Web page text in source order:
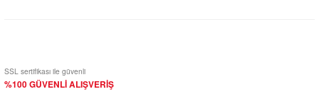
SSL sertifikası ile güvenli
%100 GÜVENLİ ALIŞVERİŞ